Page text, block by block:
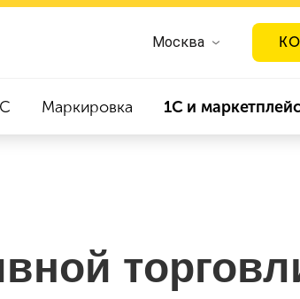
Москва
Маркировка 1С и